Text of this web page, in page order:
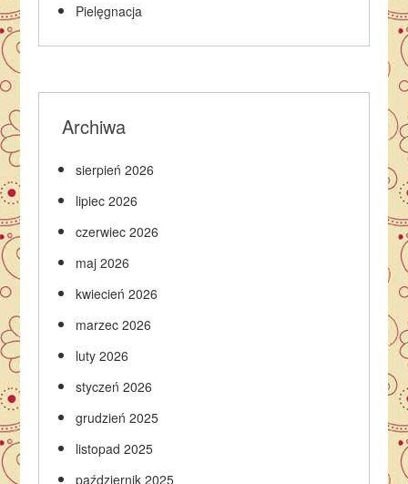
Pielęgnacja
Archiwa
sierpień 2026
lipiec 2026
czerwiec 2026
maj 2026
kwiecień 2026
marzec 2026
luty 2026
styczeń 2026
grudzień 2025
listopad 2025
październik 2025